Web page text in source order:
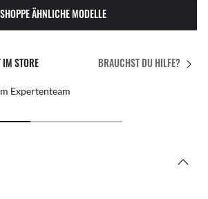
SHOPPE ÄHNLICHE MODELLE
BRAUCHST DU HILFE?
STORE
Expertenteam